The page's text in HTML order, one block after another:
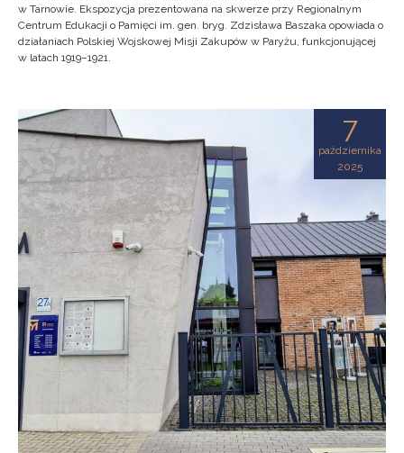
w Tarnowie. Ekspozycja prezentowana na skwerze przy Regionalnym
Centrum Edukacji o Pamięci im. gen. bryg. Zdzisława Baszaka opowiada o
działaniach Polskiej Wojskowej Misji Zakupów w Paryżu, funkcjonującej
w latach 1919–1921.
7
października
2025